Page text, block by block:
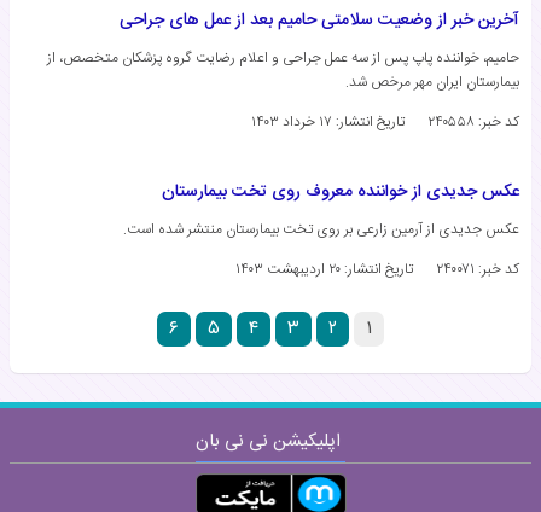
آخرین خبر از وضعیت سلامتی حامیم بعد از عمل های جراحی
حامیم، خواننده پاپ پس از سه عمل جراحی و اعلام رضایت گروه پزشکان متخصص، از
بیمارستان ایران مهر مرخص شد.
کد خبر: ۲۴۰۵۵۸
تاریخ انتشار: ۱۷ خرداد ۱۴۰۳
عکس جدیدی از خواننده معروف روی تخت بیمارستان
عکس جدیدی از آرمین زارعی بر روی تخت بیمارستان منتشر شده است.
کد خبر: ۲۴۰۰۷۱
تاریخ انتشار: ۲۰ اردیبهشت ۱۴۰۳
۱ ۲ ۳ ۴ ۵ ۶
اپلیکیشن نی نی بان